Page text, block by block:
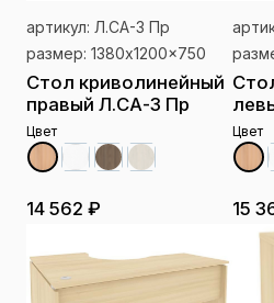
артикул: Л.СА-3 Пр
размер: 1380x1200x750
Стол криволинейный
правый Л.СА-3 Пр
Цвет
14 562 ₽
Цвет
15